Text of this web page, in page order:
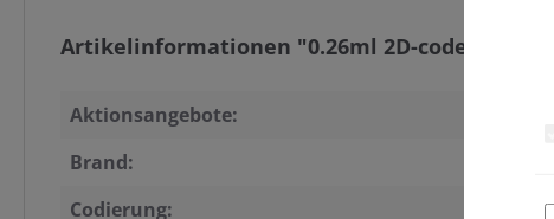
Artikelinformationen "0.26ml 2D-coded
Aktionsangebote:
Brand:
Codierung: